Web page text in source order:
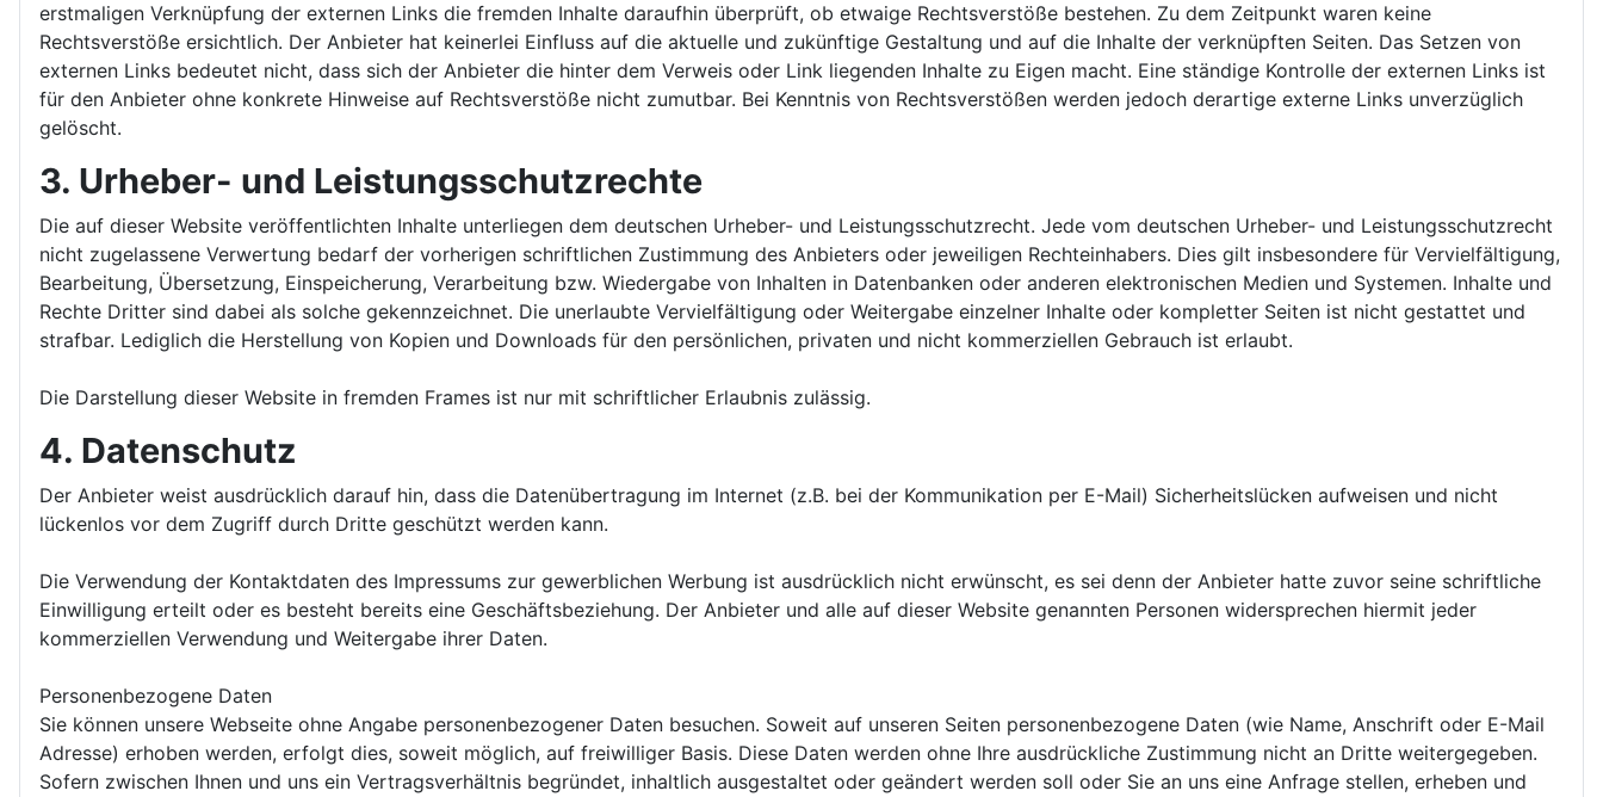
erstmaligen Verknüpfung der externen Links die fremden Inhalte daraufhin überprüft, ob etwaige Rechtsverstöße bestehen. Zu dem Zeitpunkt waren keine
Rechtsverstöße ersichtlich. Der Anbieter hat keinerlei Einfluss auf die aktuelle und zukünftige Gestaltung und auf die Inhalte der verknüpften Seiten. Das Setzen von
externen Links bedeutet nicht, dass sich der Anbieter die hinter dem Verweis oder Link liegenden Inhalte zu Eigen macht. Eine ständige Kontrolle der externen Links ist
für den Anbieter ohne konkrete Hinweise auf Rechtsverstöße nicht zumutbar. Bei Kenntnis von Rechtsverstößen werden jedoch derartige externe Links unverzüglich
gelöscht.
3. Urheber- und Leistungsschutzrechte
Die auf dieser Website veröffentlichten Inhalte unterliegen dem deutschen Urheber- und Leistungsschutzrecht. Jede vom deutschen Urheber- und Leistungsschutzrecht
nicht zugelassene Verwertung bedarf der vorherigen schriftlichen Zustimmung des Anbieters oder jeweiligen Rechteinhabers. Dies gilt insbesondere für Vervielfältigung,
Bearbeitung, Übersetzung, Einspeicherung, Verarbeitung bzw. Wiedergabe von Inhalten in Datenbanken oder anderen elektronischen Medien und Systemen. Inhalte und
Rechte Dritter sind dabei als solche gekennzeichnet. Die unerlaubte Vervielfältigung oder Weitergabe einzelner Inhalte oder kompletter Seiten ist nicht gestattet und
strafbar. Lediglich die Herstellung von Kopien und Downloads für den persönlichen, privaten und nicht kommerziellen Gebrauch ist erlaubt.
Die Darstellung dieser Website in fremden Frames ist nur mit schriftlicher Erlaubnis zulässig.
4. Datenschutz
Der Anbieter weist ausdrücklich darauf hin, dass die Datenübertragung im Internet (z.B. bei der Kommunikation per E-Mail) Sicherheitslücken aufweisen und nicht
lückenlos vor dem Zugriff durch Dritte geschützt werden kann.
Die Verwendung der Kontaktdaten des Impressums zur gewerblichen Werbung ist ausdrücklich nicht erwünscht, es sei denn der Anbieter hatte zuvor seine schriftliche
Einwilligung erteilt oder es besteht bereits eine Geschäftsbeziehung. Der Anbieter und alle auf dieser Website genannten Personen widersprechen hiermit jeder
kommerziellen Verwendung und Weitergabe ihrer Daten.
Personenbezogene Daten
Sie können unsere Webseite ohne Angabe personenbezogener Daten besuchen. Soweit auf unseren Seiten personenbezogene Daten (wie Name, Anschrift oder E-Mail
Adresse) erhoben werden, erfolgt dies, soweit möglich, auf freiwilliger Basis. Diese Daten werden ohne Ihre ausdrückliche Zustimmung nicht an Dritte weitergegeben.
Sofern zwischen Ihnen und uns ein Vertragsverhältnis begründet, inhaltlich ausgestaltet oder geändert werden soll oder Sie an uns eine Anfrage stellen, erheben und